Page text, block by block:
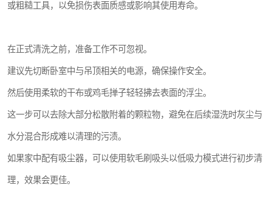
或粗糙工具，以免损伤表面质感或影响其使用寿命。
在正式清洗之前，准备工作不可忽视。
建议先切断卧室中与吊顶相关的电源，确保操作安全。
然后使用柔软的干布或鸡毛掸子轻轻拂去表面的浮尘。
这一步可以去除大部分松散附着的颗粒物，避免在后续湿洗时灰尘与
水分混合形成难以清理的污渍。
如果家中配有吸尘器，可以使用软毛刷吸头以低吸力模式进行初步清
理，效果会更佳。